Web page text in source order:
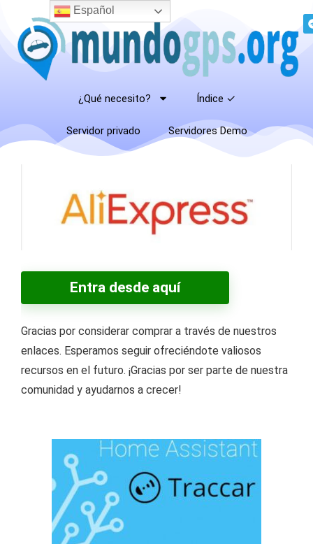
¿Qué necesito? Índice ✓
Servidor privado Servidores Demo
Entra desde aquí
Gracias por considerar comprar a través de nuestros
enlaces. Esperamos seguir ofreciéndote valiosos
recursos en el futuro. ¡Gracias por ser parte de nuestra
comunidad y ayudarnos a crecer!
Español